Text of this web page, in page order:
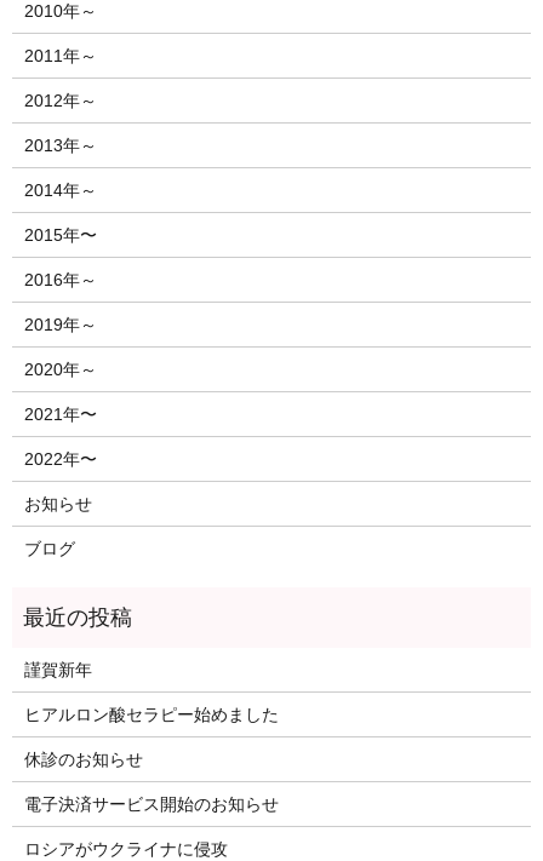
2010年～
2011年～
2012年～
2013年～
2014年～
2015年〜
2016年～
2019年～
2020年～
2021年〜
2022年〜
お知らせ
ブログ
謹賀新年
ヒアルロン酸セラピー始めました
休診のお知らせ
電子決済サービス開始のお知らせ
ロシアがウクライナに侵攻